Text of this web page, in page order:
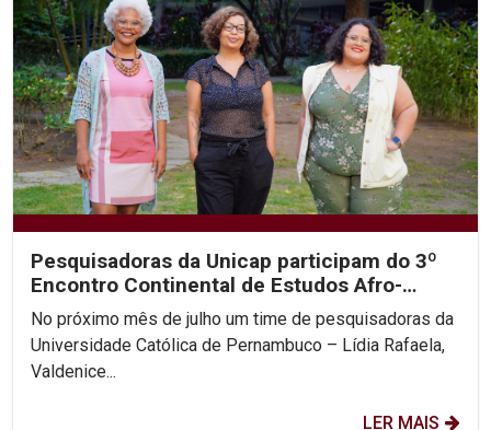
Pesquisadoras da Unicap participam do 3º
Encontro Continental de Estudos Afro-
Latino-Americanos –...
No próximo mês de julho um time de pesquisadoras da
Universidade Católica de Pernambuco – Lídia Rafaela,
Valdenice...
LER MAIS